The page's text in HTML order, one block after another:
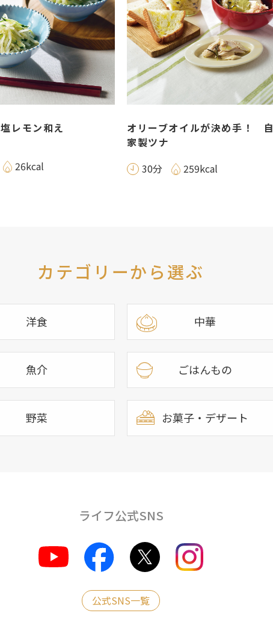
レモン和え
26kcal
オリーブオイルが決め手！ 自
家製ツナ
30分
259kcal
カテゴリーから選ぶ
洋食 中華
魚介 ごはんもの
野菜 お菓子・デザート
ライフ公式SNS
公式SNS一覧